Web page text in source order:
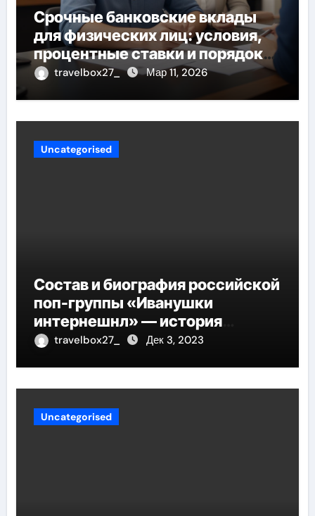
Срочные банковские вклады
для физических лиц: условия,
процентные ставки и порядок
открытия
travelbox27_ Мар 11, 2026
Uncategorised
Состав и биография российской
поп-группы «Иванушки
интернешнл» — история
успеха, музыка и судьбы
travelbox27_ Дек 3, 2023
Uncategorised